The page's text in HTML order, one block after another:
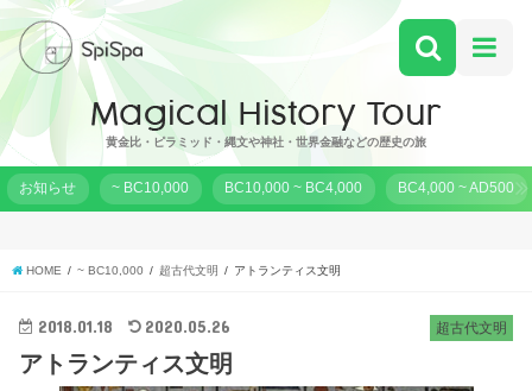
黄金比・ピラミッド・縄文や神社・世界金融などの歴史の旅
お知らせ ~ BC10,000 BC10,000 ~ BC4,000 BC4,000 ~ AD500
HOME ~ BC10,000 超古代文明 アトランティス文明
超古代文明
2018.01.18 2020.05.26
アトランティス文明